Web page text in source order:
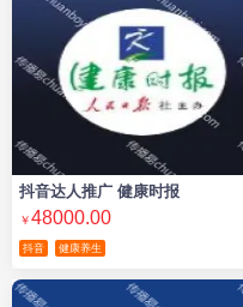
抖音达人推广 健康时报
￥48000.00
抖音 健康养生